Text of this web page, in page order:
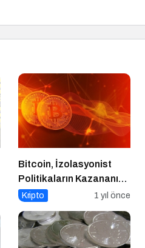
Bitcoin, İzolasyonist
Politikaların Kazananı
Olabilir
Kripto 1 yıl önce